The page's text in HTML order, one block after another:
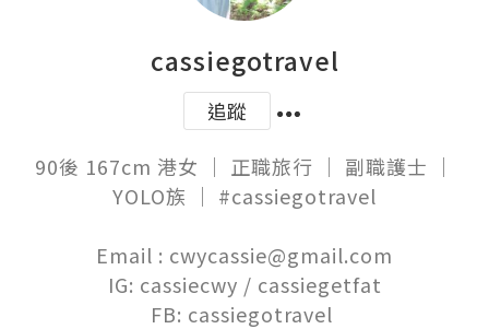
cassiegotravel
追蹤
90後 167cm 港女 ｜ 正職旅行 ｜ 副職護士 ｜
YOLO族 ｜ #cassiegotravel
Email : cwycassie@gmail.com
IG: cassiecwy / cassiegetfat
FB: cassiegotravel